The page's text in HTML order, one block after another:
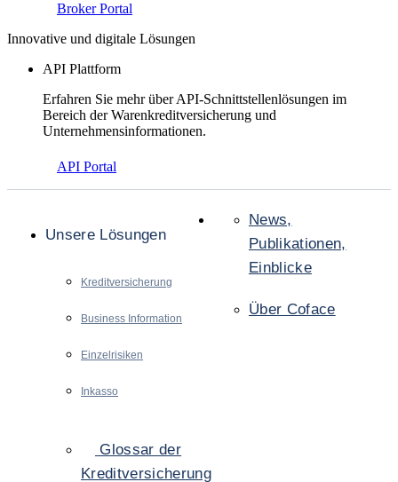
Broker Portal
Innovative und digitale Lösungen
API Plattform
Erfahren Sie mehr über API-Schnittstellenlösungen im
Bereich der Warenkreditversicherung und
Unternehmensinformationen.
API Portal
Unsere Lösungen
Kreditversicherung
Business Information
Einzelrisiken
Inkasso
News,
Publikationen,
Einblicke
Über Coface
Glossar der
Kreditversicherung